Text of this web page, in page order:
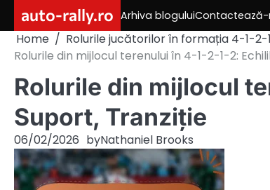
content
auto-rally.ro Arhiva bloguluiContactează-
Home
Rolurile jucătorilor în formația 4-1-2-
Rolurile din mijlocul terenului în 4-1-2-1-2:
Rolurile din mijlocul
Suport, Tranziție
06/02/2026 byNathaniel Brooks